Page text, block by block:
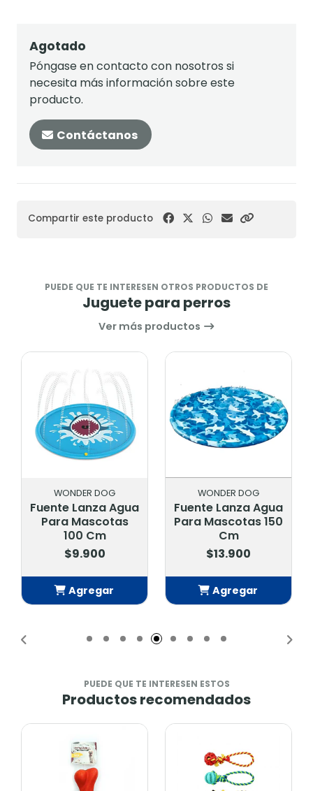
Agotado
Póngase en contacto con nosotros si
necesita más información sobre este
producto.
Contáctanos
Compartir este producto
PUEDE QUE TE INTERESEN OTROS PRODUCTOS DE
Juguete para perros
Ver más productos
WONDER DOG
Fuente Lanza Agua
Para Mascotas
100 Cm
$9.900
Agregar
WONDER DOG
Fuente Lanza Agua
Para Mascotas 150
Cm
$13.900
Agregar
PUEDE QUE TE INTERESEN ESTOS
Productos recomendados